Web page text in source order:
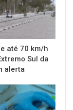
até 70 km/h
Sul da
alerta